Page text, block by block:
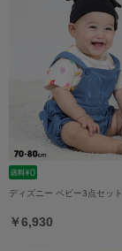
ディズニー ベビー3点セッ
￥6,930